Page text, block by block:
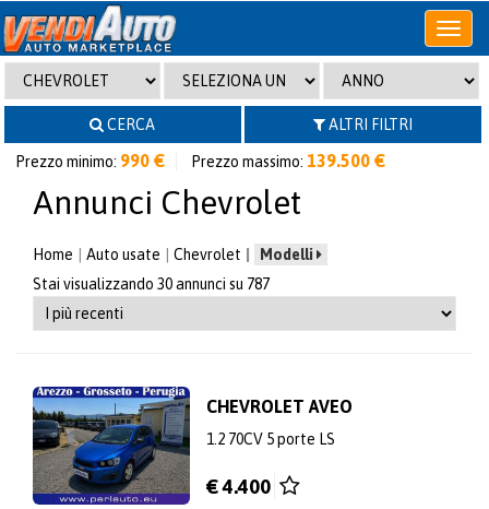
Apri
o
chiudi
menu
CERCA
ALTRI FILTRI
Prezzo minimo: 990 € Prezzo massimo: 139.500 €
Annunci Chevrolet
Home Auto usate Chevrolet
Modelli
Stai visualizzando 30 annunci su 787
CHEVROLET AVEO
1.2 70CV 5 porte LS
€ 4.400